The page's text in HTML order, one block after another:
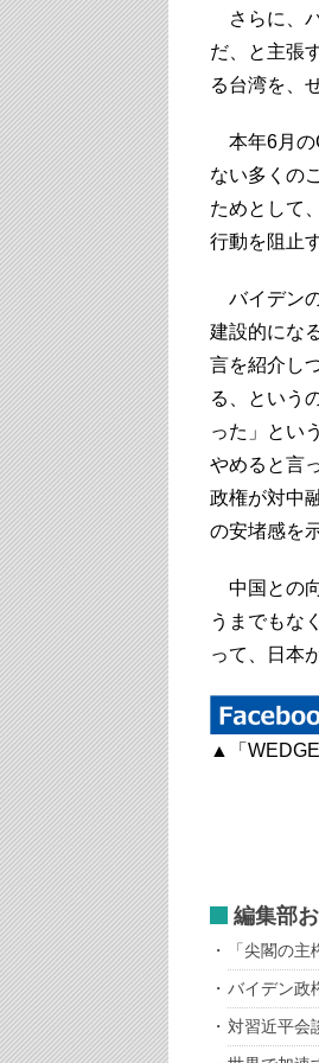
さらに、
だ、と主張
る台湾を、
本年6月の
ない多くの
ためとして
行動を阻止
バイデン
建設的にな
言を紹介し
る、という
った」とい
やめると言
政権が対中
の安堵感を
中国との
うまでもな
って、日本
▲「
編集部
「尖閣の
バイデン政
対習近平会